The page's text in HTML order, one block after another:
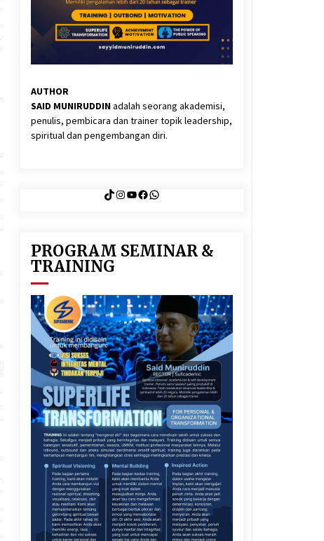
Eksistensi Iran dalam Tiga Ayat:
Memahami Aliansi Yahudi dan
Kristen dalam Dinamika Nubuwwat
4 months ago
AUTHOR
SAID MUNIRUDDINadalah seorang akademisi,
penulis, pembicara dan trainer topik leadership,
spiritual dan pengembangan diri.
TikTok
Instagram
YouTube
Facebook
WhatsApp
PROGRAM SEMINAR &
TRAINING